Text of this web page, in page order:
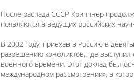
После распада СССР Криппнер
появляются в ведущих российских
В 2002 году, приехав в Россию в
разрешению конфликтов, где
военного времени. Этот доклад был
международном рассмотрении», в